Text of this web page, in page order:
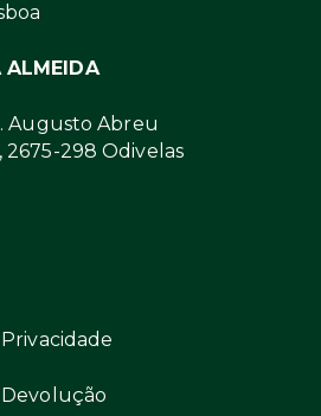
ALMEIDA
Augusto Abreu
2675-298 Odivelas